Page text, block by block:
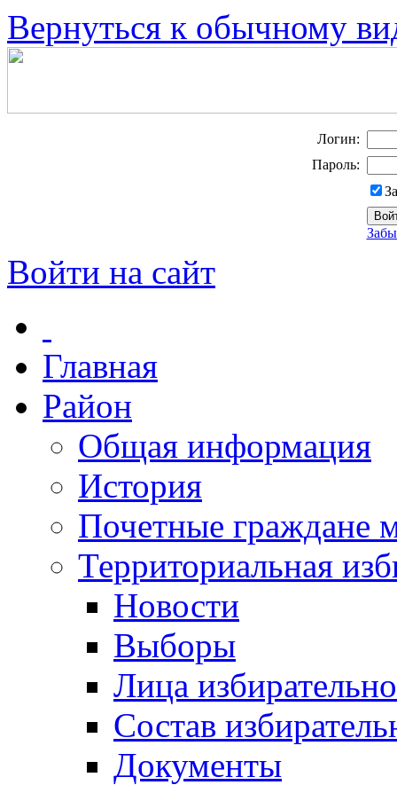
Вернуться к обычному
Логин:
Пароль:
Войти на сайт
Главная
Район
Общая информация
История
Почетные граждане
Территориальная
Новости
Выборы
Лица
Состав
Документы